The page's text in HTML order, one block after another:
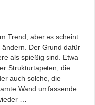
Trend, aber es scheint
Der Grund dafür
als spießig sind. Etwa
Strukturtapeten, die
auch solche, die
Wand umfassende
…